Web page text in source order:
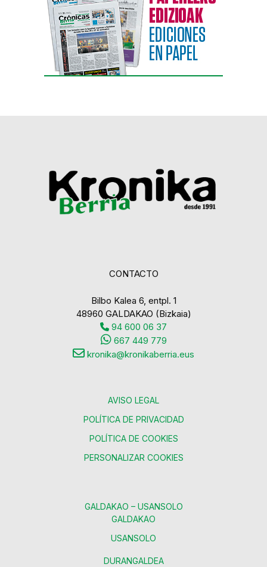
CONTACTO
Bilbo Kalea 6, entpl. 1
48960 GALDAKAO (Bizkaia)
94 600 06 37
667 449 779
kronika@kronikaberria.eus
AVISO LEGAL
POLÍTICA DE PRIVACIDAD
POLÍTICA DE COOKIES
PERSONALIZAR COOKIES
GALDAKAO – USANSOLO
GALDAKAO
USANSOLO
DURANGALDEA